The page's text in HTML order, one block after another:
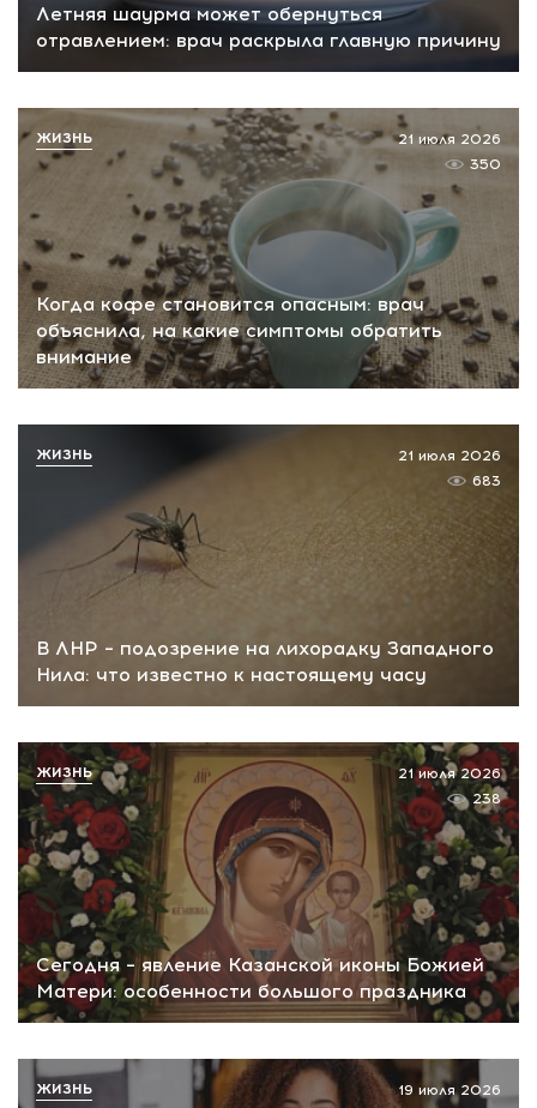
Летняя шаурма может обернуться
отравлением: врач раскрыла главную причину
Когда кофе становится опасным: врач
объяснила, на какие симптомы обратить
внимание
21 июля 2026
350
ЖИЗНЬ
В ЛНР – подозрение на лихорадку Западного
Нила: что известно к настоящему часу
21 июля 2026
683
ЖИЗНЬ
Сегодня – явление Казанской иконы Божией
Матери: особенности большого праздника
21 июля 2026
238
ЖИЗНЬ
19 июля 2026
ЖИЗНЬ